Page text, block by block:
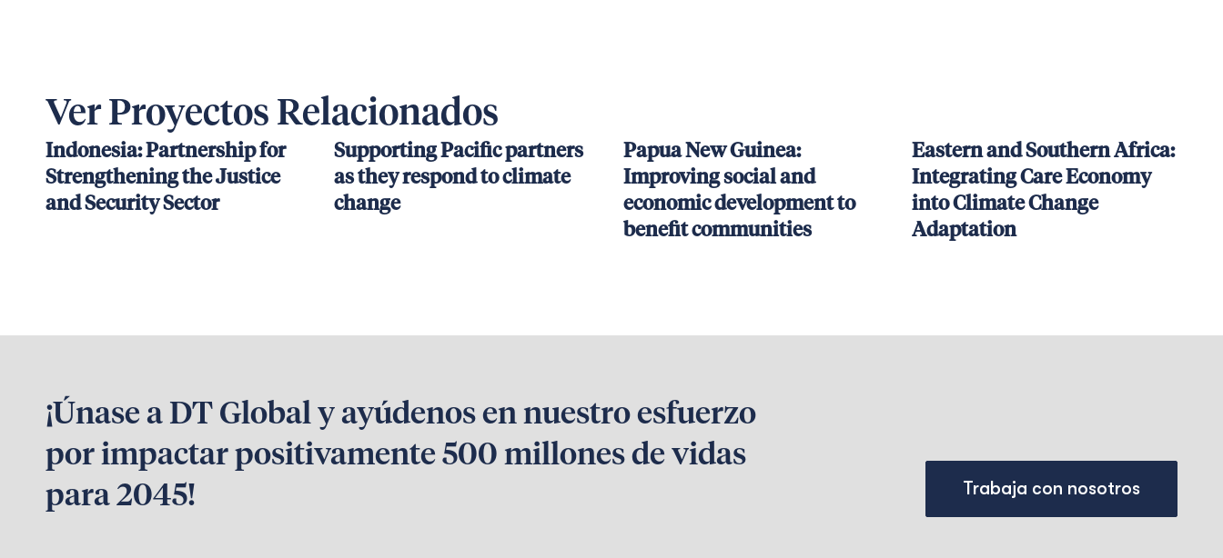
Ver Proyectos Relacionados
Indonesia: Partnership for
Strengthening the Justice
and Security Sector
Supporting Pacific partners
as they respond to climate
change
Papua New Guinea:
Improving social and
economic development to
benefit communities
Eastern and Southern Africa:
Integrating Care Economy
into Climate Change
Adaptation
¡Únase a DT Global y ayúdenos en nuestro esfuerzo
por impactar positivamente 500 millones de vidas
para 2045!
Trabaja con nosotros